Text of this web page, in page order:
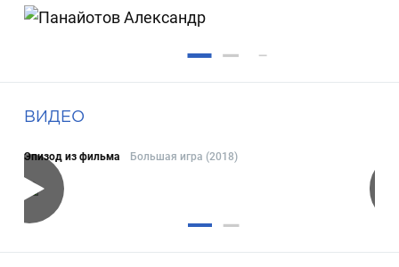
ВИДЕО
Эпизод из фильма Большая игра (2018)